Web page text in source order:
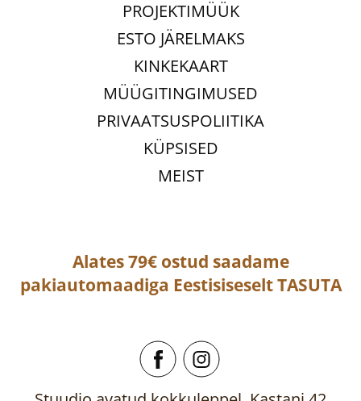
PROJEKTIMÜÜK
ESTO JÄRELMAKS
KINKEKAART
MÜÜGITINGIMUSED
PRIVAATSUSPOLIITIKA
KÜPSISED
MEIST
Alates 79€ ostud saadame
pakiautomaadiga EestisiseseltTASUTA